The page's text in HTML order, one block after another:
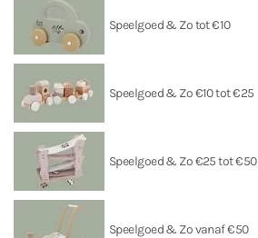
Speelgoed & Zo tot €10
Speelgoed & Zo €10 tot €25
Speelgoed & Zo €25 tot €50
Speelgoed & Zo vanaf €50